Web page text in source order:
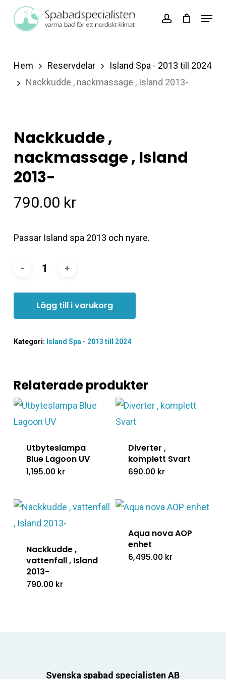
account
Menu
Hem Reservdelar
Island Spa - 2013 till 2024
Nackkudde , nackmassage , Island 2013-
Nackkudde ,
nackmassage , Island
2013-
790.00 kr
Passar Island spa 2013 och nyare.
Lägg till i varukorg
Kategori: Island Spa - 2013 till 2024
Relaterade produkter
Utbyteslampa
Blue Lagoon UV
1,195.00 kr
Diverter ,
komplett Svart
690.00 kr
Nackkudde ,
vattenfall , Island
2013-
790.00 kr
Aqua nova AOP
enhet
6,495.00 kr
Svenska spabad specialisten AB